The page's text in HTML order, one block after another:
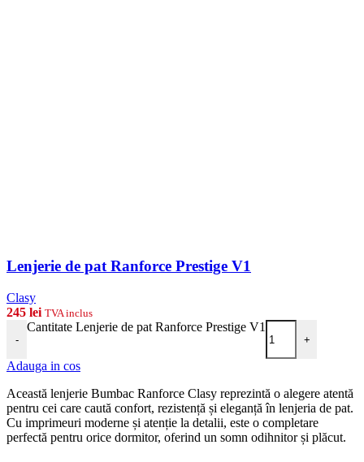
Lenjerie de pat Ranforce Prestige V1
Clasy
245 lei TVA inclus
-
Cantitate Lenjerie de pat Ranforce Prestige V1
+
Adauga in cos
Această lenjerie Bumbac Ranforce Clasy reprezintă o alegere atentă
pentru cei care caută confort, rezistență și eleganță în lenjeria de pat.
Cu imprimeuri moderne și atenție la detalii, este o completare
perfectă pentru orice dormitor, oferind un somn odihnitor și plăcut.